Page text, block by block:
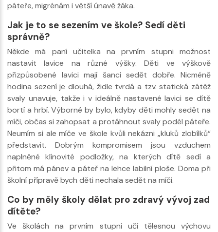
páteře, migrénám i větší únavě žáka.
Jak je to se sezením ve škole? Sedí děti
správně?
Někde má paní učitelka na prvním stupni možnost
nastavit lavice na různé výšky. Děti ve výškově
přizpůsobené lavici mají šanci sedět dobře. Nicméně
hodina sezení je dlouhá, židle tvrdá a tzv. statická zátěž
svaly unavuje, takže i v ideálně nastavené lavici se dítě
bortí a hrbí. Výborné by bylo, kdyby děti mohly sedět na
míči, občas si zahopsat a protáhnout svaly podél páteře.
Neumím si ale míče ve škole kvůli nekázni „kluků zlobílků“
představit. Dobrým kompromisem jsou vzduchem
naplněné klínovité podložky, na kterých dítě sedí a
přitom má pánev a páteř na lehce labilní ploše. Doma při
školní přípravě bych děti nechala sedět na míči.
Co by měly školy dělat pro zdravý vývoj zad
dítěte?
Ve školách na prvním stupni učí tělesnou výchovu